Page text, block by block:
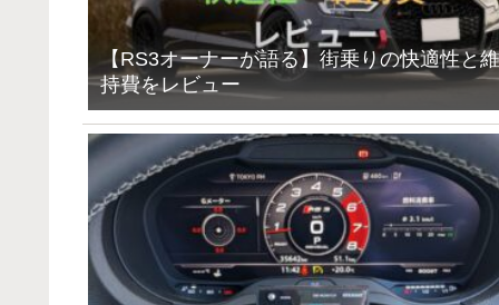
【RS3オーナーが語る】街乗りの快適性と維
持費をレビュー